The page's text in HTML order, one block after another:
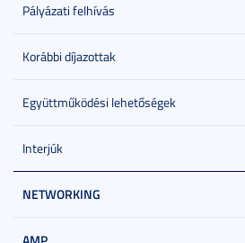
Pályázati felhívás
Korábbi díjazottak
Együttműködési lehetőségek
Interjúk
NETWORKING